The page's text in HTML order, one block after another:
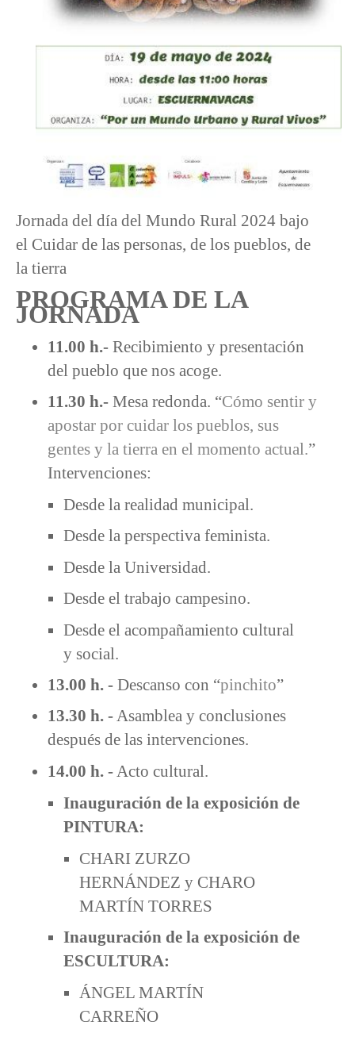
Jornada del día del Mundo Rural 2024 bajo
el Cuidar de las personas, de los pueblos, de
la tierra
PROGRAMA DE LA
JORNADA
11.00 h.- Recibimiento y presentación
del pueblo que nos acoge.
11.30 h.- Mesa redonda. “Cómo sentir y
apostar por cuidar los pueblos, sus
gentes y la tierra en el momento actual.”
Intervenciones:
Desde la realidad municipal.
Desde la perspectiva feminista.
Desde la Universidad.
Desde el trabajo campesino.
Desde el acompañamiento cultural
y social.
13.00 h. - Descanso con “pinchito”
13.30 h. - Asamblea y conclusiones
después de las intervenciones.
14.00 h. - Acto cultural.
Inauguración de la exposición de
PINTURA:
CHARI ZURZO
HERNÁNDEZ y CHARO
MARTÍN TORRES
Inauguración de la exposición de
ESCULTURA:
ÁNGEL MARTÍN
CARREÑO